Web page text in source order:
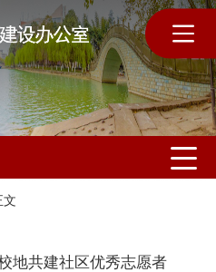
文
地共建社区优秀志愿者